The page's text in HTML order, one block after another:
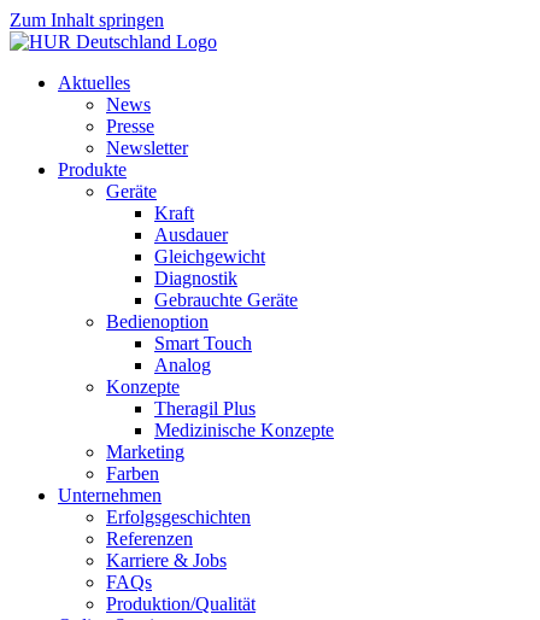
Zum Inhalt springen
Aktuelles
News
Presse
Newsletter
Produkte
Geräte
Kraft
Ausdauer
Gleichgewicht
Diagnostik
Gebrauchte Geräte
Bedienoption
Smart Touch
Analog
Konzepte
Theragil Plus
Medizinische Konzepte
Marketing
Farben
Unternehmen
Erfolgsgeschichten
Referenzen
Karriere & Jobs
FAQs
Produktion/Qualität